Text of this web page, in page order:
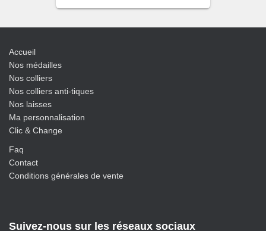
Accueil
Nos médailles
Nos colliers
Nos colliers anti-tiques
Nos laisses
Ma personnalisation
Clic & Change
Faq
Contact
Conditions générales de vente
Suivez-nous sur les réseaux sociaux